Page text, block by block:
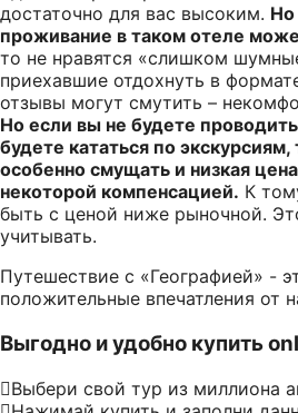
достаточно для вас высоким. Но
проживание в таком отеле
то не нравятся «слишком
приехавшие отдохнуть в
отзывы могут смутить –
Но если вы не будете
будете кататься по
особенно смущать и низкая
некоторой компенсацией. К
быть с ценой ниже рыночной.
учитывать.
Путешествие с «Географией» -
положительные впечатления от
Выгодно и удобно купить
Выбери свой тур из миллиона